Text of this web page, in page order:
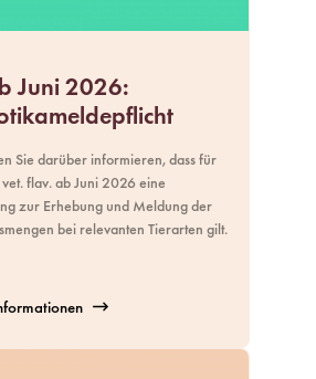
Juni 2026:
Sie darüber informieren, dass für
vet. flav. ab Juni 2026 eine
zur Erhebung und Meldung der
bei relevanten Tierarten gilt.